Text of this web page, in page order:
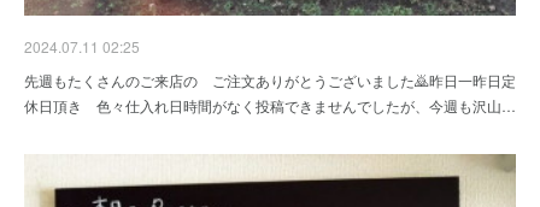
2024.07.11 02:25
先週もたくさんのご来店の ご注文ありがとうございました🙇昨日一昨日定
休日頂き 色々仕入れ日時間がなく投稿できませんでしたが、今週も沢山…